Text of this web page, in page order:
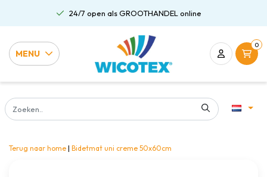
24/7 open als GROOTHANDEL online
MENU
0
Terug naar home | Bidetmat uni creme 50x60cm